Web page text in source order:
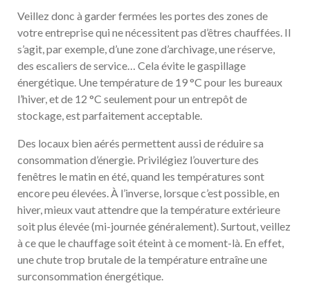
Veillez donc à garder fermées les portes des zones de
votre entreprise qui ne nécessitent pas d’êtres chauffées. Il
s’agit, par exemple, d’une zone d’archivage, une réserve,
des escaliers de service… Cela évite le gaspillage
énergétique. Une température de 19 °C pour les bureaux
l’hiver, et de 12 °C seulement pour un entrepôt de
stockage, est parfaitement acceptable.
Des locaux bien aérés permettent aussi de réduire sa
consommation d’énergie. Privilégiez l’ouverture des
fenêtres le matin en été, quand les températures sont
encore peu élevées. À l’inverse, lorsque c’est possible, en
hiver, mieux vaut attendre que la température extérieure
soit plus élevée (mi-journée généralement). Surtout, veillez
à ce que le chauffage soit éteint à ce moment-là. En effet,
une chute trop brutale de la température entraîne une
surconsommation énergétique.